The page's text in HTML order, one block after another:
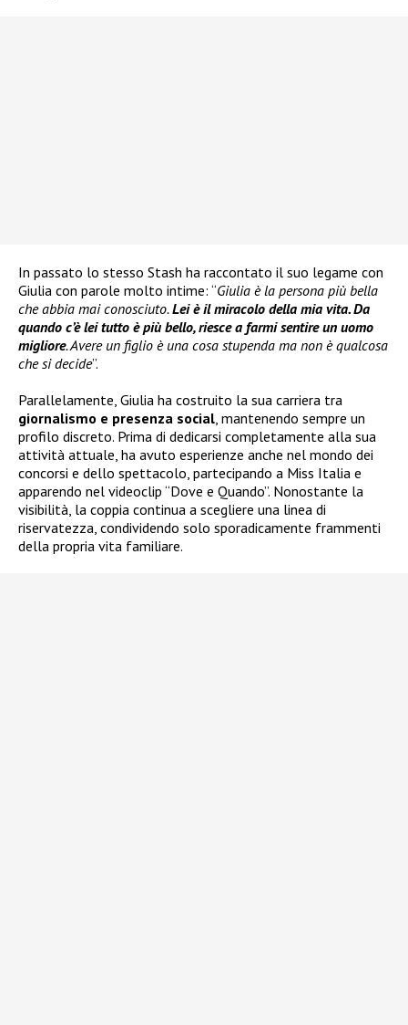
In passato lo stesso Stash ha raccontato il suo legame con
Giulia con parole molto intime: “Giulia è la persona più bella
che abbia mai conosciuto.Lei è il miracolo della mia vita. Da
quando c’è lei tutto è più bello, riesce a farmi sentire un uomo
migliore. Avere un figlio è una cosa stupenda ma non è qualcosa
che si decide”.
Parallelamente, Giulia ha costruito la sua carriera tra
giornalismo e presenza social, mantenendo sempre un
profilo discreto. Prima di dedicarsi completamente alla sua
attività attuale, ha avuto esperienze anche nel mondo dei
concorsi e dello spettacolo, partecipando a Miss Italia e
apparendo nel videoclip “Dove e Quando”. Nonostante la
visibilità, la coppia continua a scegliere una linea di
riservatezza, condividendo solo sporadicamente frammenti
della propria vita familiare.